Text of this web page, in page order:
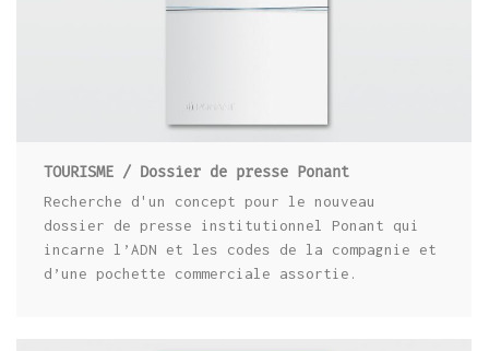
TOURISME / Dossier de presse Ponant
Recherche d'un concept pour le nouveau
dossier de presse institutionnel Ponant qui
incarne l’ADN et les codes de la compagnie et
d’une pochette commerciale assortie.